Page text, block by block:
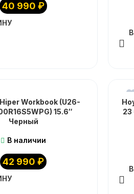
40 990₽
Workbook (U26-
15.6″
Черный
В наличии
42 990₽
23